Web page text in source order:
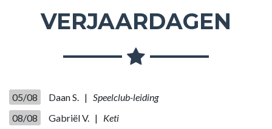
VERJAARDAGEN
05/08 Daan S. | Speelclub-leiding
08/08
Gabriël V. | Keti